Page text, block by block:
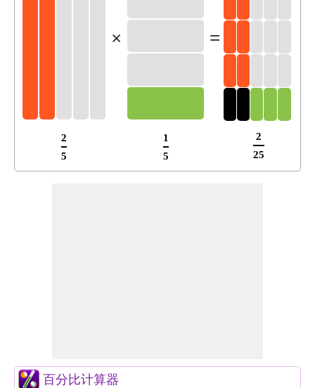
2
5
×
1
5
=
2
25
百分比计算器